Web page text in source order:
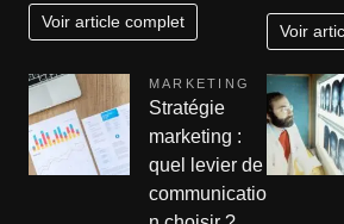
Voir article complet Voir
MARKETING
Stratégie
marketing :
quel levier de
communicatio